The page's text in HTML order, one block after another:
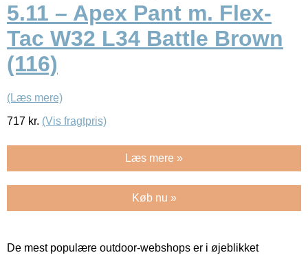
5.11 – Apex Pant m. Flex-
Tac W32 L34 Battle Brown
(116)
(Læs mere)
717 kr. (Vis fragtpris)
Læs mere »
Køb nu »
De mest populære outdoor-webshops er i øjeblikket